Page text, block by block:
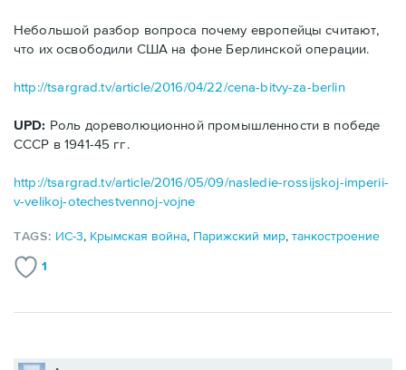
Небольшой разбор вопроса почему европейцы считают,
что их освободили США на фоне Берлинской операции.
http://tsargrad.tv/article/2016/04/22/cena-bitvy-za-berlin
UPD: Роль дореволюционной промышленности в победе
СССР в 1941-45 гг.
http://tsargrad.tv/article/2016/05/09/nasledie-rossijskoj-imperii-
v-velikoj-otechestvennoj-vojne
TAGS: ИС-3, Крымская война, Парижский мир,танкостроение
1